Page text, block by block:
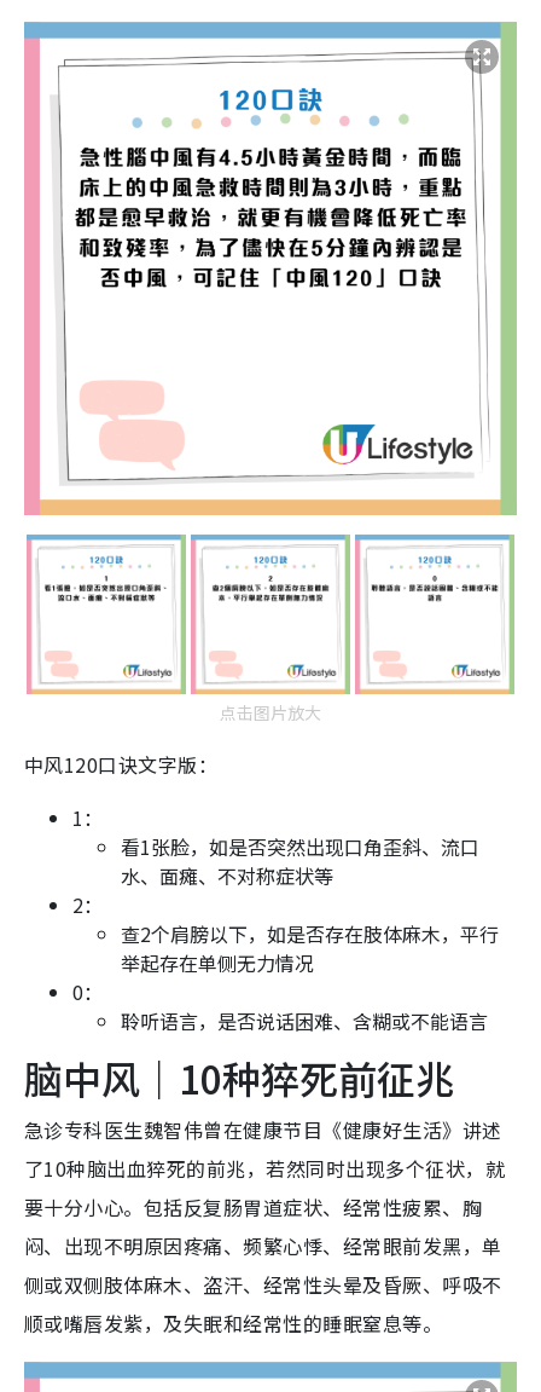
点击图片放大
中风120口诀文字版：
1：
看1张脸，如是否突然出现口角歪斜、流口
水、面瘫、不对称症状等
2：
查2个肩膀以下，如是否存在肢体麻木，平行
举起存在单侧无力情况
0：
聆听语言，是否说话困难、含糊或不能语言
脑中风｜10种猝死前征兆
急诊专科医生魏智伟曾在健康节目《健康好生活》讲述
了10种脑出血猝死的前兆，若然同时出现多个征状，就
要十分小心。包括反复肠胃道症状、经常性疲累、胸
闷、出现不明原因疼痛、频繁心悸、经常眼前发黑，单
侧或双侧肢体麻木、盗汗、经常性头晕及昏厥、呼吸不
顺或嘴唇发紫，及失眠和经常性的睡眠窒息等。